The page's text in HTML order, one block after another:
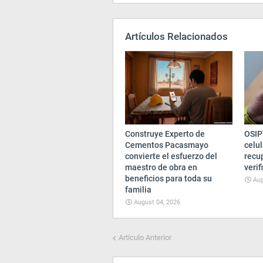
Artículos Relacionados
Construye Experto de
Cementos Pacasmayo
convierte el esfuerzo del
maestro de obra en
beneficios para toda su
familia
August 04, 2026
Artículo Anterior